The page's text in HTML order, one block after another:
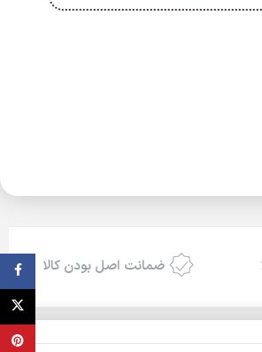
ضمانت اصل بودن کالا